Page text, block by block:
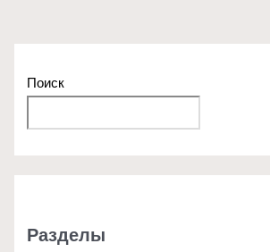
Поиск
Разделы